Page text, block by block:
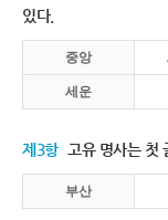
있다.
중앙
세운
제3항 고유 명사는 첫
부산